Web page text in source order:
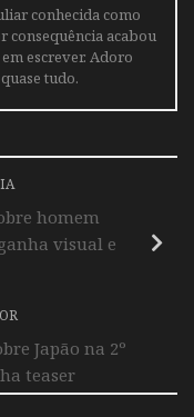
conhecida como
consequência acabou
escrever. Adoro
tudo.
homem
visual e
Japão na 2º
teaser